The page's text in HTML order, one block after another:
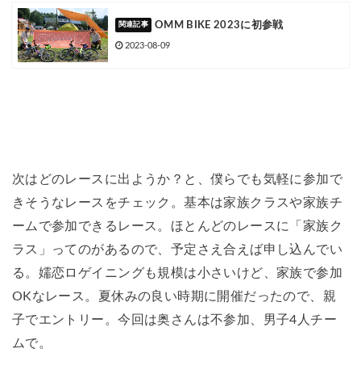
OMM BIKE 2023に初参戦
2023-08-09
次はどのレースに出ようか？と、僕らでも気軽に参加で
きそうなレースをチェック。基本は家族クラスや家族チ
ームで参加できるレース。ほとんどのレースに「家族ク
ラス」ってのがあるので、予定さえ合えば申し込んでい
る。嬬恋ロゲイニングも規模は小さいけど、家族で参加
OKなレース。夏休みの良い時期に開催だったので、親
子でエントリー。今回は奥さんは不参加、男子4人チー
ムで。